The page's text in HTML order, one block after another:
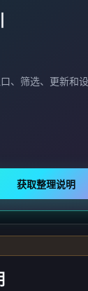
、筛选、更新和设
获取整理说明